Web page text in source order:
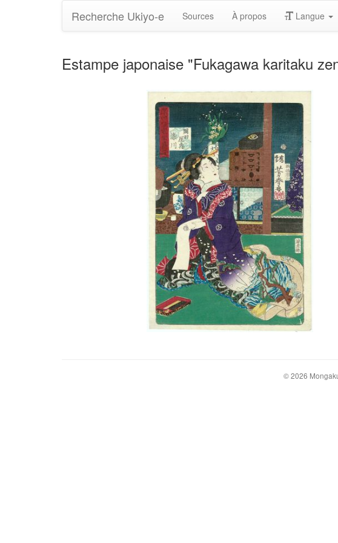
Recherche Ukiyo-e Sources À propos Langue
Estampe japonaise "Fukagawa karitaku
©2026